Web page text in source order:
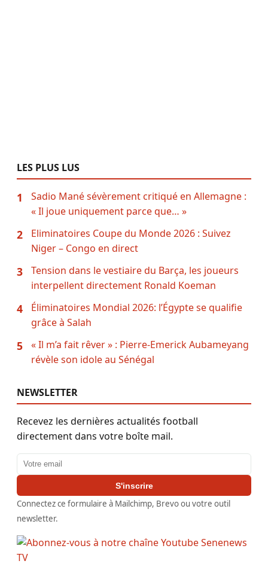
LES PLUS LUS
1
Sadio Mané sévèrement critiqué en Allemagne :
« Il joue uniquement parce que… »
2
Eliminatoires Coupe du Monde 2026 : Suivez
Niger – Congo en direct
3
Tension dans le vestiaire du Barça, les joueurs
interpellent directement Ronald Koeman
4
Éliminatoires Mondial 2026: l’Égypte se qualifie
grâce à Salah
5
« Il m’a fait rêver » : Pierre-Emerick Aubameyang
révèle son idole au Sénégal
NEWSLETTER
Recevez les dernières actualités football
directement dans votre boîte mail.
Adresse email
S'inscrire
Connectez ce formulaire à Mailchimp, Brevo ou votre outil
newsletter.